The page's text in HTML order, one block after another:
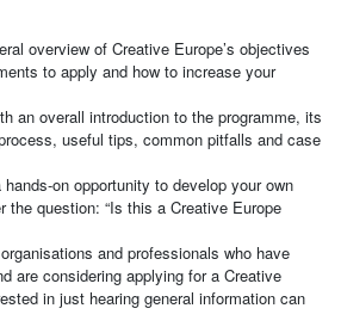
overview of Creative Europe’s objectives
to apply and how to increase your
an overall introduction to the programme, its
useful tips, common pitfalls and case
on opportunity to develop your own
the question: “Is this a Creative Europe
and professionals who have
are considering applying for a Creative
in just hearing general information can